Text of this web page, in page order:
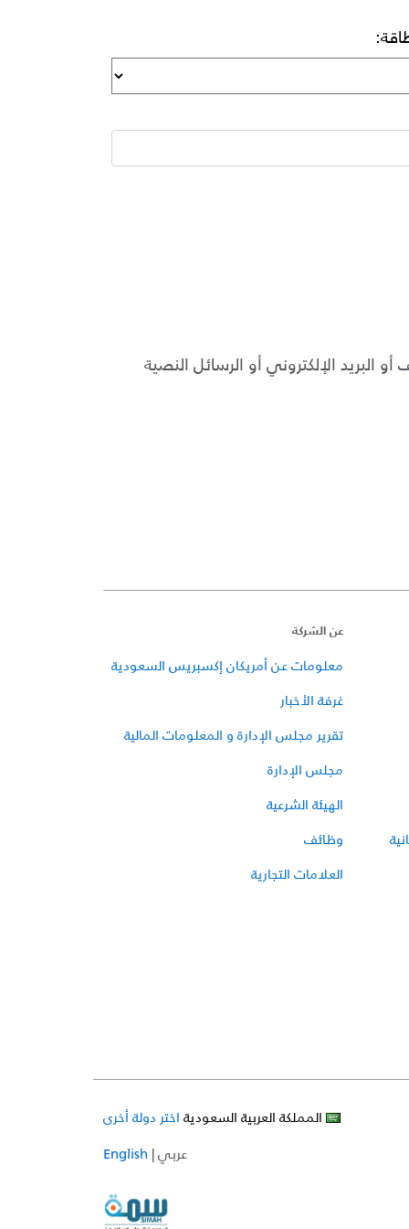
الإلكتروني أو الرسائل النصية
عن الشركة
معلومات عن أمريكان إكسبريس السعودية
غرفة الأخبار
تقرير مجلس الإدارة و المعلومات المالية
مجلس الإدارة
الهيئة الشرعية
وظائف
العلامات التجارية
المملكة العربية السعودية اختر دولة أخرى
عربي|
English